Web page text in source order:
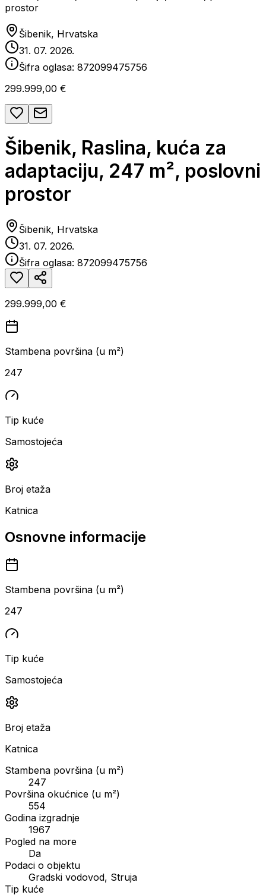
prostor
Šibenik, Hrvatska
31. 07. 2026.
Šifra oglasa: 872099475756
299.999,00 €
Šibenik, Raslina, kuća za
adaptaciju, 247 m², poslovni
prostor
Šibenik, Hrvatska
31. 07. 2026.
Šifra oglasa: 872099475756
299.999,00 €
Stambena površina (u m²)
247
Tip kuće
Samostojeća
Broj etaža
Katnica
Osnovne informacije
Stambena površina (u m²)
247
Tip kuće
Samostojeća
Broj etaža
Katnica
Stambena površina (u m²)
247
Površina okućnice (u m²)
554
Godina izgradnje
1967
Pogled na more
Da
Podaci o objektu
Gradski vodovod, Struja
Tip kuće